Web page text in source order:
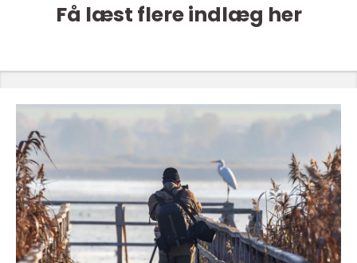
Få læst flere indlæg her